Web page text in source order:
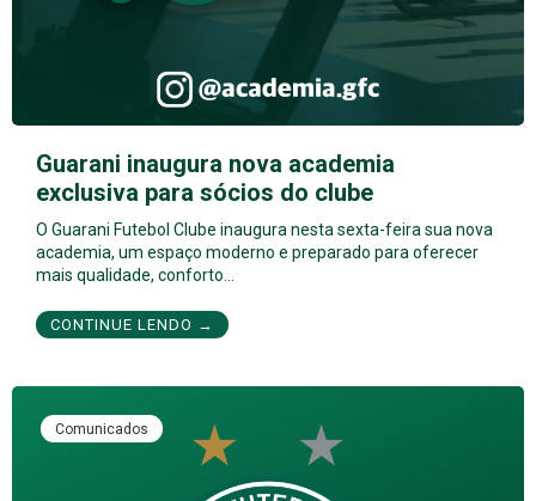
Guarani inaugura nova academia
exclusiva para sócios do clube
O Guarani Futebol Clube inaugura nesta sexta-feira sua nova
academia, um espaço moderno e preparado para oferecer
mais qualidade, conforto…
CONTINUE LENDO →
Comunicados